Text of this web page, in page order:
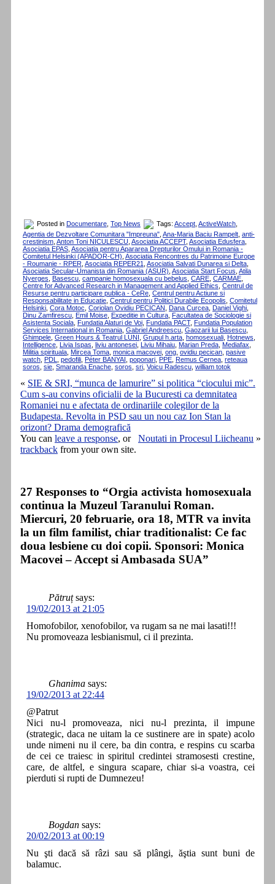
Posted in Documentare Top News Tags: Accept ActiveWatch
Agentia de Dezvoltare Comunitara "Impreuna" Ana-Maria Baciu Rampelt anti-
crestinism Anton Toni NICULESCU Asociatia ACCEPT, Asociatia Edusfera
Asociatia EPAS Asociatia pentru Apararea Drepturilor Omului in Romania -
Comitetul Helsinki (APADOR-CH) Asociatia Rencontres du Patrimoine Europe
- Roumanie - RPER Asociatia REPER21 Asociatia Salvati Dunarea si Delta
Asociatia Secular-Umanista din Romania (ASUR) Asociatia Start Focus Atila
Nyerges
Basescu campanie homosexuala cu bebelus CARE CARMAE
Centre for Advanced Research in Management and Applied Ethics Centrul de
Resurse pentru participare publica - CeRe Centrul pentru Actiune si
Responsabilitate in Educatie Centrul pentru Politici Durabile Ecopolis Comitetul
Helsinki Cora Motoc Coriolan Ovidiu PECICAN Dana Curcea Daniel Vighi
Dinu Zamfirescu
Emil Moise Expeditie in Cultura
Facultatea de Sociologie si
Asistenta Sociala
Fundatia Alaturi de Voi Fundatia PACT, Fundatia Population
Services International in Romania Gabriel Andreescu Gaozarii lui Basescu
Ghimpele Green Hours & Teatrul LUNI Grupul h.arta homosexuali Hotnews
Intelligence
Livia Ispas liviu antonesei Liviu Mihaiu Marian Preda Mediafax
Militia spirituala Mircea Toma monica macovei ong ovidiu pecican pasive
watch
PDL pedofili Péter BANYAI poponari PPE Remus Cernea reteaua
soros sie Smaranda Enache soros sri Voicu Radescu william totok
« SIE & SRI, “munca de lamurire” si politica “ciocului mic”.
Cum s-au convins oficialii de la Bucuresti ca demnitatea
Romaniei nu e afectata de ordinariile colegilor de la
Budapesta. Revolta in PSD sau un nou caz Ion Stan la
orizont? Drama demografică
Noutati in Procesul Liicheanu »
You can leave a response, or
trackback from your own site.
27 Responses to “Orgia activista homosexuala
continua la Muzeul Taranului Roman.
Miercuri, 20 februarie, ora 18, MTR va invita
la un film familist, chiar traditionalist: Ce fac
doua lesbiene cu doi copii. Sponsori: Monica
Macovei – Accept si Ambasada SUA”
Pătruț says:
19/02/2013 at 21:05
Homofobilor, xenofobilor, va rugam sa ne mai lasati!!!
Nu promoveaza lesbianismul, ci il prezinta.
Ghanima says:
19/02/2013 at 22:44
@Patrut
Nici nu-l promoveaza, nici nu-l prezinta, il impune
(strategic, daca ne uitam la ce sustinere are in spate) acolo
unde nimeni nu il cere, ba din contra, e respins cu scarba
de cei ce traiesc in spiritul credintei stramosesti crestine,
care, de altfel, e singura scapare, chiar si-a voastra, cei
pierduti si rupti de Dumnezeu!
Bogdan says:
20/02/2013 at 00:19
Nu şti dacă să râzi sau să plângi, ăştia sunt buni de
balamuc.